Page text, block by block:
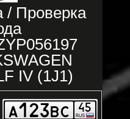
/ Проверка
IV (1J1)